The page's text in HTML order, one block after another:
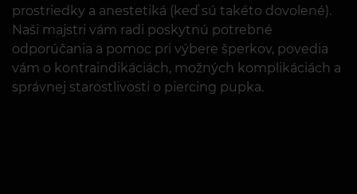
prostriedky a anestetiká (keď sú takéto dovolené).
Naši majstri vám radi poskytnú potrebné
odporúčania a pomoc pri výbere šperkov, povedia
vám o kontraindikáciách, možných komplikáciách a
správnej starostlivosti o piercing pupka.